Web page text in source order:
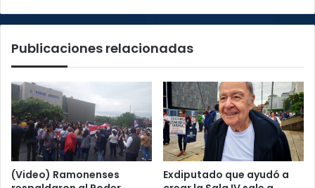
el
Publicaciones relacionadas
(Video) Ramonenses
Exdiputado que ayudó a